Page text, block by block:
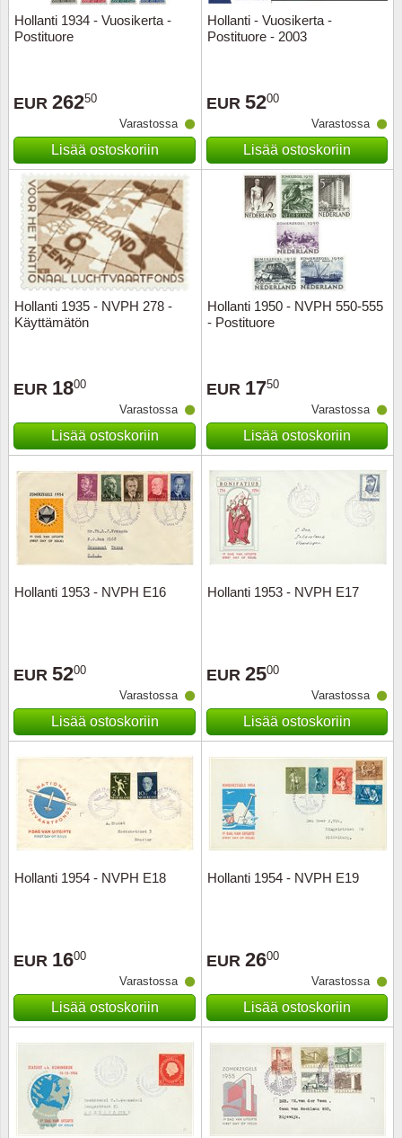
Hollanti 1934 - Vuosikerta -
Postituore
EUR 26250
Varastossa
Lisää ostoskoriin
Hollanti - Vuosikerta -
Postituore - 2003
EUR 5200
Varastossa
Lisää ostoskoriin
Hollanti 1935 - NVPH 278 -
Käyttämätön
EUR 1800
Varastossa
Lisää ostoskoriin
Hollanti 1950 - NVPH 550-555
- Postituore
EUR 1750
Varastossa
Lisää ostoskoriin
Hollanti 1953 - NVPH E16
EUR 5200
Varastossa
Lisää ostoskoriin
Hollanti 1953 - NVPH E17
EUR 2500
Varastossa
Lisää ostoskoriin
Hollanti 1954 - NVPH E18
EUR 1600
Varastossa
Lisää ostoskoriin
Hollanti 1954 - NVPH E19
EUR 2600
Varastossa
Lisää ostoskoriin